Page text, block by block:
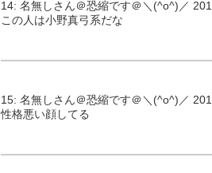
14: 名無しさん＠恐縮です＠＼(^o^)／
この人は小野真弓系だな
15: 名無しさん＠恐縮です＠＼(^o^)／
性格悪い顔してる